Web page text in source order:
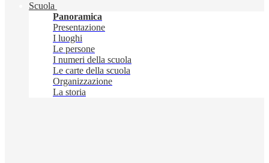
Scuola
Panoramica
Presentazione
I luoghi
Le persone
I numeri della scuola
Le carte della scuola
Organizzazione
La storia